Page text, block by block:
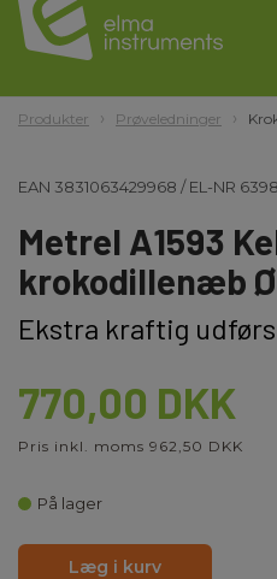
Produkter Prøveledninger
EAN 3831063429968 /EL-NR
Metrel A1593
krokodillenæb
Ekstra kraftig
770,00 DKK
Pris inkl. moms 962,50 DKK
På lager
Læg i kurv